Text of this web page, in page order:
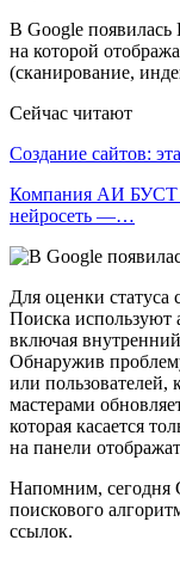
В Google появилась
на которой
(сканирование,
Сейчас читают
Создание сайтов:
Компания АИ БУСТ
нейросеть —…
Для оценки
Поиска используют
включая
Обнаружив
или пользователей,
мастерами
которая касается
на панели
Напомним, сегодня
поискового
ссылок.